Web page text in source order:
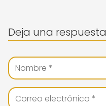
Deja una respuesta